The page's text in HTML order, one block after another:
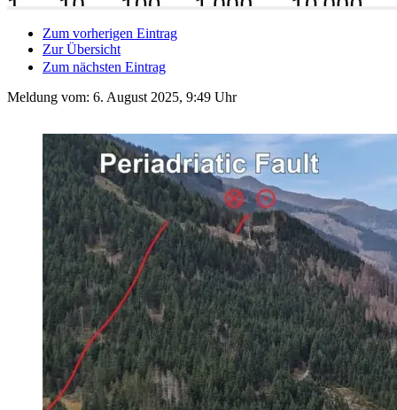
Zum vorherigen Eintrag
Zur Übersicht
Zum nächsten Eintrag
Meldung vom: 6. August 2025, 9:49 Uhr